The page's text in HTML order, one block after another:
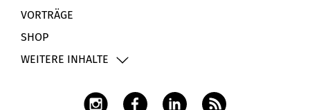
VORTRÄGE
SHOP
WEITERE INHALTE